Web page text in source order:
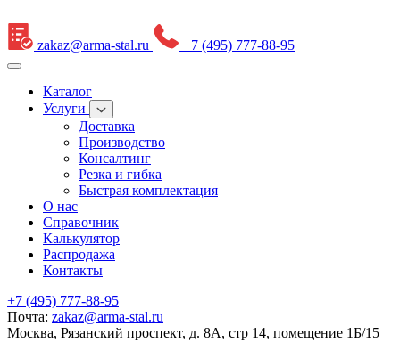
zakaz@arma-stal.ru +7 (495) 777-88-95
Каталог
Услуги
Доставка
Производство
Консалтинг
Резка и гибка
Быстрая комплектация
О нас
Справочник
Калькулятор
Распродажа
Контакты
+7 (495) 777-88-95
Почта: zakaz@arma-stal.ru
Москва, Рязанский проспект, д. 8А, стр 14, помещение 1Б/15